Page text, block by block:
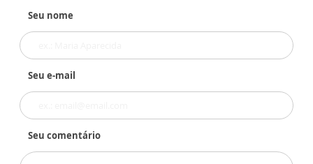
Seu nome
Seu e-mail
Seu comentário